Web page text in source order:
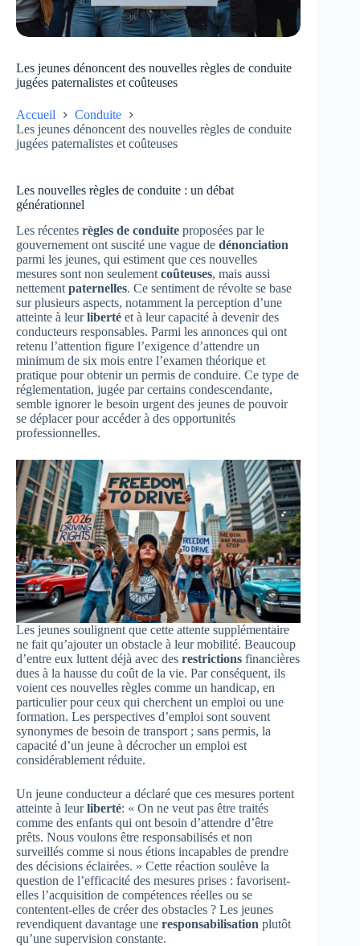
Les jeunes dénoncent des nouvelles règles de conduite
jugées paternalistes et coûteuses
Accueil
Conduite
Les jeunes dénoncent des nouvelles règles de conduite
jugées paternalistes et coûteuses
Les nouvelles règles de conduite : un débat
générationnel
Les récentes règles de conduite proposées par le
gouvernement ont suscité une vague de dénonciation
parmi les jeunes, qui estiment que ces nouvelles
mesures sont non seulement coûteuses, mais aussi
nettement paternelles. Ce sentiment de révolte se base
sur plusieurs aspects, notamment la perception d’une
atteinte à leurliberté et à leur capacité à devenir des
conducteurs responsables. Parmi les annonces qui ont
retenu l’attention figure l’exigence d’attendre un
minimum de six mois entre l’examen théorique et
pratique pour obtenir un permis de conduire. Ce type de
réglementation, jugée par certains condescendante,
semble ignorer le besoin urgent des jeunes de pouvoir
se déplacer pour accéder à des opportunités
professionnelles.
Les jeunes soulignent que cette attente supplémentaire
ne fait qu’ajouter un obstacle à leur mobilité. Beaucoup
d’entre eux luttent déjà avec des restrictions financières
dues à la hausse du coût de la vie. Par conséquent, ils
voient ces nouvelles règles comme un handicap, en
particulier pour ceux qui cherchent un emploi ou une
formation. Les perspectives d’emploi sont souvent
synonymes de besoin de transport ; sans permis, la
capacité d’un jeune à décrocher un emploi est
considérablement réduite.
Un jeune conducteur a déclaré que ces mesures portent
atteinte à leurliberté: « On ne veut pas être traités
comme des enfants qui ont besoin d’attendre d’être
prêts. Nous voulons être responsabilisés et non
surveillés comme si nous étions incapables de prendre
des décisions éclairées. » Cette réaction soulève la
question de l’efficacité des mesures prises : favorisent-
elles l’acquisition de compétences réelles ou se
contentent-elles de créer des obstacles ? Les jeunes
revendiquent davantage une responsabilisation plutôt
qu’une supervision constante.